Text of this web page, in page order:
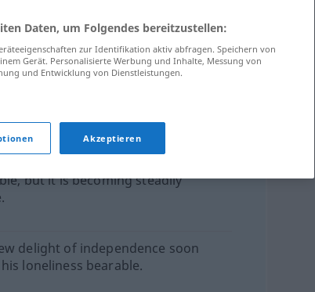
but it is becoming steadily
delight of independence soon
loneliness bearable.
Daten, um Folgendes bereitzustellen:
zur Identifikation aktiv abfragen. Speichern von
Gerät. Personalisierte Werbung und Inhalte, Messung von
und Entwicklung von Dienstleistungen.
Akzeptieren